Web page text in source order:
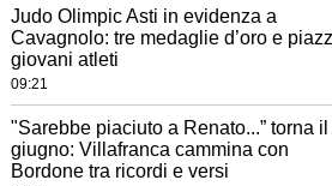
Judo Olimpic Asti in evidenza a
Cavagnolo: tre medaglie d’oro e
giovani atleti
09:21
"Sarebbe piaciuto a Renato...” torna
giugno: Villafranca cammina con
Bordone tra ricordi e versi